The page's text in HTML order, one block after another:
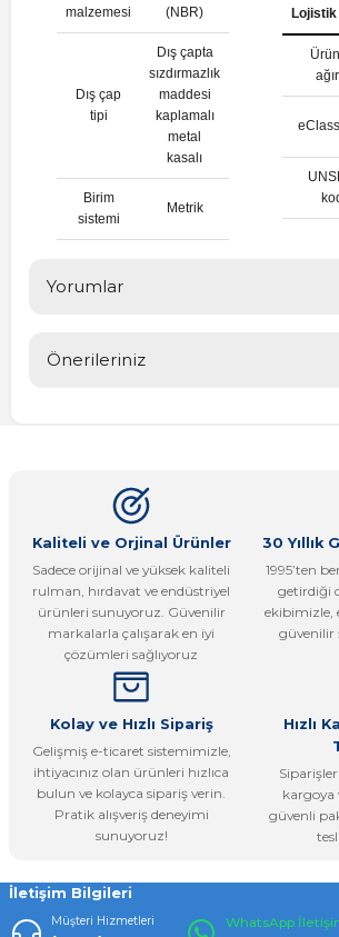
malzemesi
(NBR)
Dış çap
tipi
Dış çapta
sızdırmazlık
maddesi
kaplamalı
metal
kasalı
Birim
sistemi
Metrik
Lojistik
Yorumlar
Önerileriniz
Görüş ve önerileriniz için teşekkür ederiz.
Ürün resmi kalitesiz, bozuk veya
Ürün açıklamasında eksik bilgiler
Ürün bilgilerinde hatalar bulunuyor.
Ürün fiyatı diğer sitelerden daha pahalı.
Bu ürüne benzer farklı alternatifler olmalı.
Gönder
Kaliteli ve Orjinal Ürünler
Sadece orijinal ve yüksek kaliteli
rulman, hırdavat ve endüstriyel
ürünleri sunuyoruz. Güvenilir
markalarla çalışarak en iyi
çözümleri sağlıyoruz
30 Yıllık
1995’ten
getirdiği
ekibimizle,
güvenilir
Kolay ve Hızlı Sipariş
Gelişmiş e-ticaret sistemimizle,
ihtiyacınız olan ürünleri hızlıca
bulun ve kolayca sipariş verin.
Pratik alışveriş deneyimi
sunuyoruz!
Hızlı
kargoya
güvenli
İletişim Bilgileri
Müşteri Hizmetleri
WhatsApp